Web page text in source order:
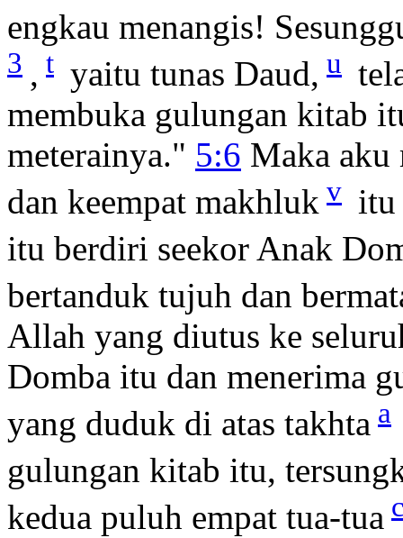
engkau menangis!
3 , t yaitu tunas Daud, u
membuka gulungan kitab
meterainya." 5:6 Maka aku
dan keempat makhluk v itu
itu berdiri seekor Anak
bertanduk tujuh dan
Allah yang diutus ke
Domba itu dan menerima
yang duduk di atas takhta a
gulungan kitab itu,
kedua puluh empat tua-tua